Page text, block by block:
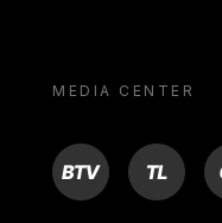
MEDIA CENTER
BTV TL ON